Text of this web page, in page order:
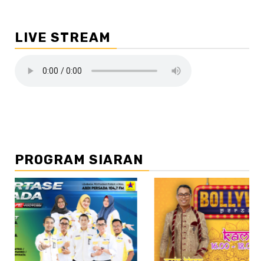
LIVE STREAM
PROGRAM SIARAN
//2